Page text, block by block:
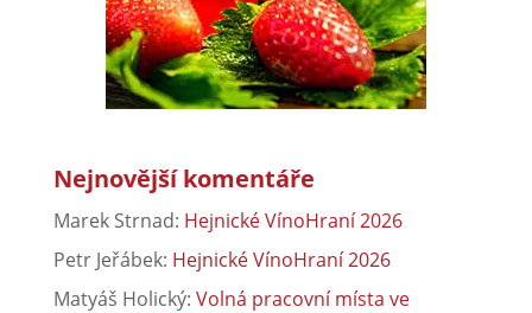
Nejnovější komentáře
Marek Strnad: Hejnické VínoHraní 2026
Petr Jeřábek: Hejnické VínoHraní 2026
Matyáš Holický: Volná pracovní místa ve